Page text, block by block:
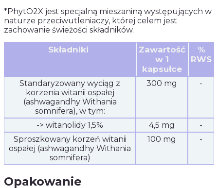
*PhytO2X jest specjalną mieszaniną występujących w
naturze przeciwutleniaczy, której celem jest
zachowanie świeżości składników.
Składniki
Zawartość
w 1
kapsułce
%
RWS
Standaryzowany wyciąg z
korzenia witanii ospałej
(ashwagandhy Withania
somnifera), w tym:
300 mg -
-> witanolidy 1,5% 4,5 mg
-
Sproszkowany korzeń witanii
ospałej (ashwagandhy Withania
somnifera)
100 mg -
Opakowanie